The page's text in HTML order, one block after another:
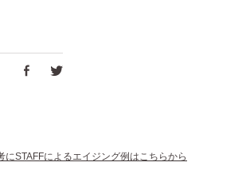
にSTAFFによるエイジング例はこちらから